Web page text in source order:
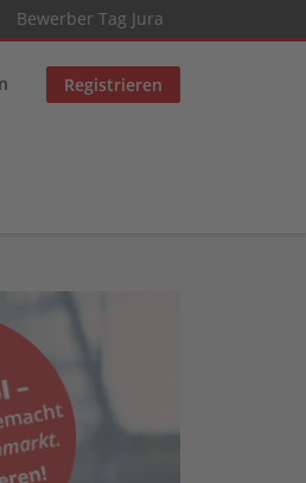
Bewerber Tag Jura
Registrieren